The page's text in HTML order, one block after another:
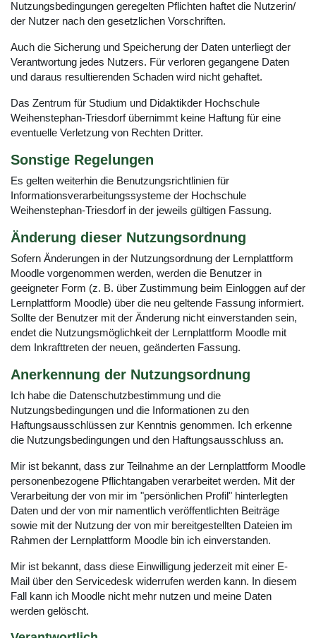
Nutzungsbedingungen geregelten Pflichten haftet die Nutzerin/
der Nutzer nach den gesetzlichen Vorschriften.
Auch die Sicherung und Speicherung der Daten unterliegt der
Verantwortung jedes Nutzers. Für verloren gegangene Daten
und daraus resultierenden Schaden wird nicht gehaftet.
Das Zentrum für Studium und Didaktikder Hochschule
Weihenstephan-Triesdorf übernimmt keine Haftung für eine
eventuelle Verletzung von Rechten Dritter.
Sonstige Regelungen
Es gelten weiterhin die Benutzungsrichtlinien für
Informationsverarbeitungssysteme der Hochschule
Weihenstephan-Triesdorf in der jeweils gültigen Fassung.
Änderung dieser Nutzungsordnung
Sofern Änderungen in der Nutzungsordnung der Lernplattform
Moodle vorgenommen werden, werden die Benutzer in
geeigneter Form (z. B. über Zustimmung beim Einloggen auf der
Lernplattform Moodle) über die neu geltende Fassung informiert.
Sollte der Benutzer mit der Änderung nicht einverstanden sein,
endet die Nutzungsmöglichkeit der Lernplattform Moodle mit
dem Inkrafttreten der neuen, geänderten Fassung.
Anerkennung der Nutzungsordnung
Ich habe die Datenschutzbestimmung und die
Nutzungsbedingungen und die Informationen zu den
Haftungsausschlüssen zur Kenntnis genommen. Ich erkenne
die Nutzungsbedingungen und den Haftungsausschluss an.
Mir ist bekannt, dass zur Teilnahme an der Lernplattform Moodle
personenbezogene Pflichtangaben verarbeitet werden. Mit der
Verarbeitung der von mir im "persönlichen Profil" hinterlegten
Daten und der von mir namentlich veröffentlichten Beiträge
sowie mit der Nutzung der von mir bereitgestellten Dateien im
Rahmen der Lernplattform Moodle bin ich einverstanden.
Mir ist bekannt, dass diese Einwilligung jederzeit mit einer E-
Mail über den Servicedesk widerrufen werden kann. In diesem
Fall kann ich Moodle nicht mehr nutzen und meine Daten
werden gelöscht.